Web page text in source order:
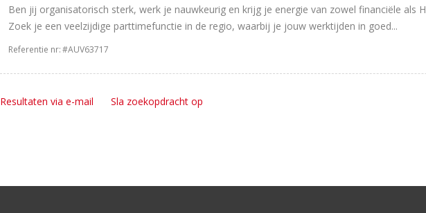
Ben jij organisatorisch sterk, werk je nauwkeurig en krijg je energie van zowel financiële als
Zoek je een veelzijdige parttimefunctie in de regio, waarbij je jouw werktijden in goed...
Referentie nr:#AUV63717
Resultaten via e-mail Sla zoekopdracht op